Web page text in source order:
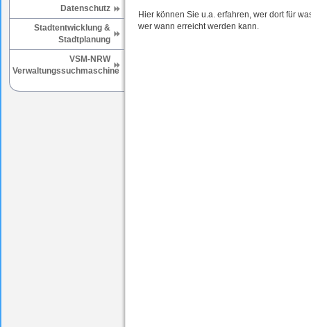
Datenschutz
Stadtentwicklung &
Stadtplanung
VSM-NRW
Verwaltungssuchmaschine
Hier können Sie u.a. erfahren, wer dort für
wer wann erreicht werden kann.